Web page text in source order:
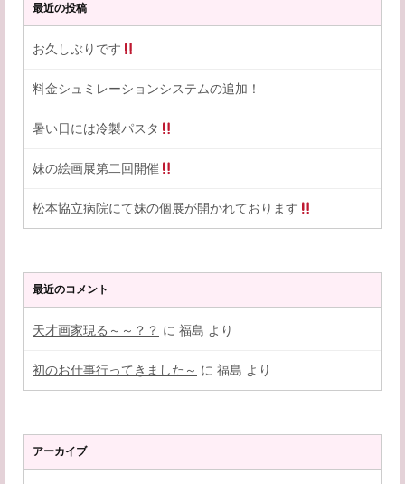
最近の投稿
お久しぶりです
料金シュミレーションシステムの追加！
暑い日には冷製パスタ
妹の絵画展第二回開催
松本協立病院にて妹の個展が開かれております
最近のコメント
天才画家現る～～？？ に 福島 より
初のお仕事行ってきました～ に 福島 より
アーカイブ